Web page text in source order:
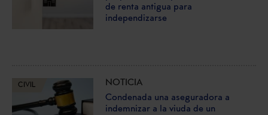
de renta antigua para
independizarse
CIVIL
NOTICIA
Condenada una aseguradora a
indemnizar a la viuda de un